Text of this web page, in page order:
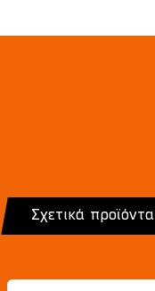
Σχετικά προϊόντα